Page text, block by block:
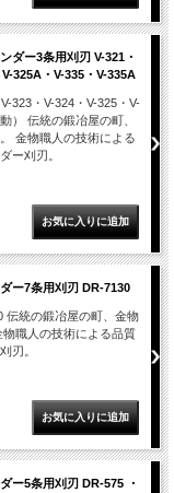
ダー3条用刈刃 V-321・
325A・V-335・V-335A
323・V-324・V-325・V-
） 伝統の鍛冶屋の町、
金物職人の技術による
ー刈刃。
ー7条用刈刃 DR-7130
伝統の鍛冶屋の町、金物
職人の技術による品質
刃。
ー5条用刈刃 DR-575 ・